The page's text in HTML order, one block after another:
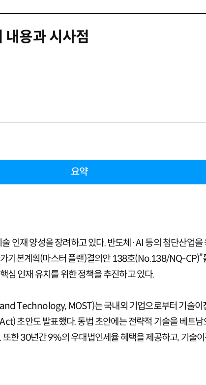
내용과 시사점
요약
인재 양성을 장려하고 있다. 반도체·AI 등의 첨단산업
기본계획(마스터 플랜)결의안 138호(No.138/NQ-CP)”
심 인재 유치를 위한 정책을 추진하고 있다.
Technology, MOST)는 국내외 기업으로부터 기술이
안도 발표했다. 동법 초안에는 전략적 기술을 베트남
한 30년간 9%의 우대법인세율 혜택을 제공하고, 기술